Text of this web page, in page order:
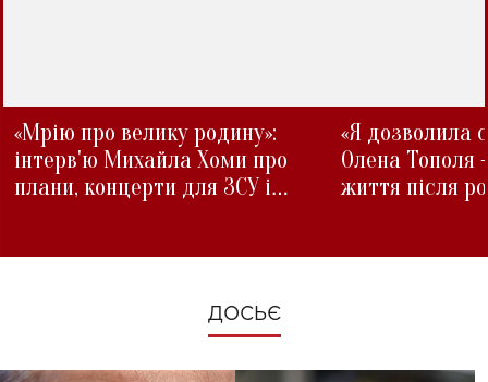
«Мрію про велику родину»:
інтерв'ю Михайла Хоми про
плани, концерти для ЗСУ і
«Я дозволила
Олена Тополя
життя після
ДОСЬЄ